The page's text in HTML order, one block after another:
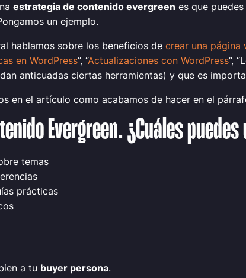
estrategia de contenido evergreen es que puedes
un ejemplo.
hablamos sobre los beneficios de crear una página
en WordPress”, “Actualizaciones con WordPress”,
anticuadas ciertas herramientas) y que es
en el artículo como acabamos de hacer en el
Evergreen. ¿Cuáles
temas
prácticas
a tu buyer persona.